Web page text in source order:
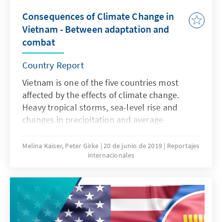
Akteur in der Region etabliert. Die neue
Doppelverantwortung stellt nun eine Chance
dar, diesen Ruf zu festigen, auch wenn es eine
genen und von außen herangetragenen
Erwartungen zu erfüllen.
Consequences of Climate Change in
Vietnam - Between adaptation and
combat
Country Report
Vietnam is one of the five countries most
affected by the effects of climate change.
Heavy tropical storms, sea-level rise and
changes in precipitation and average
serious socio-economic difficulties. What are
the consequences of this development for the
will they have on the Vietnamese response to
climate change-related issues?
Melina Kaiser, Peter Girke 20 de junio de 2019
Reportajes
internacionales